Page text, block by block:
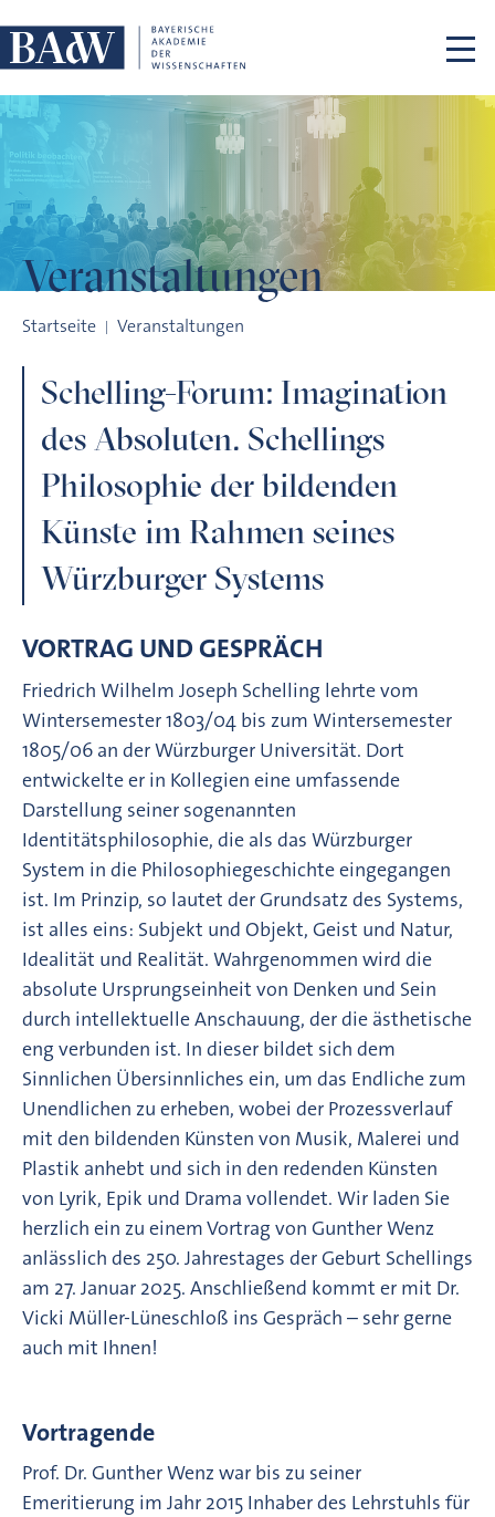
Veranstaltungen
Startseite Veranstaltungen
Schelling-Forum: Imagination
des Absoluten. Schellings
Philosophie der bildenden
Künste im Rahmen seines
Würzburger Systems
VORTRAG UND GESPRÄCH
Friedrich Wilhelm Joseph Schelling lehrte vom
Wintersemester 1803/04 bis zum Wintersemester
1805/06 an der Würzburger Universität. Dort
entwickelte er in Kollegien eine umfassende
Darstellung seiner sogenannten
Identitätsphilosophie, die als das Würzburger
System in die Philosophiegeschichte eingegangen
ist. Im Prinzip, so lautet der Grundsatz des Systems,
ist alles eins: Subjekt und Objekt, Geist und Natur,
Idealität und Realität. Wahrgenommen wird die
absolute Ursprungseinheit von Denken und Sein
durch intellektuelle Anschauung, der die ästhetische
eng verbunden ist. In dieser bildet sich dem
Sinnlichen Übersinnliches ein, um das Endliche zum
Unendlichen zu erheben, wobei der Prozessverlauf
mit den bildenden Künsten von Musik, Malerei und
Plastik anhebt und sich in den redenden Künsten
von Lyrik, Epik und Drama vollendet. Wir laden Sie
herzlich ein zu einem Vortrag von Gunther Wenz
anlässlich des 250. Jahrestages der Geburt Schellings
am 27. Januar 2025. Anschließend kommt er mit Dr.
Vicki Müller-Lüneschloß ins Gespräch – sehr gerne
auch mit Ihnen!
Vortragende
Prof. Dr. Gunther Wenz war bis zu seiner
Emeritierung im Jahr 2015 Inhaber des Lehrstuhls für